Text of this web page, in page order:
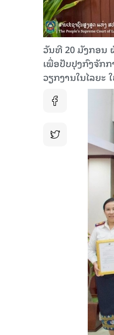
ວັນທີ 20 ມັງກອນ
ເພື່ອປັບປຸງກົງຈັກ
ວຽກງານໃນໄລຍະ